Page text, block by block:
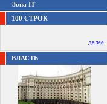
Зона IT
100 СТРОК
далее
ВЛАСТЬ